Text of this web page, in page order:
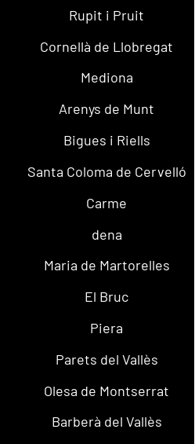
Rupit i Pruit
Cornellà de Llobregat
Mediona
Arenys de Munt
Bigues i Riells
Santa Coloma de Cervelló
Carme
dena
Maria de Martorelles
El Bruc
Piera
Parets del Vallès
Olesa de Montserrat
Barberà del Vallès